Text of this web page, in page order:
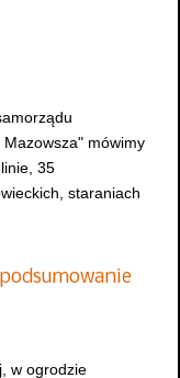
mówimy
35
staraniach
w ogrodzie